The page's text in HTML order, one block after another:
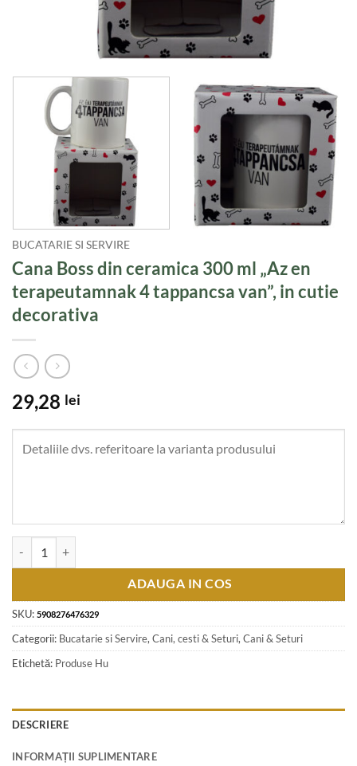
BUCATARIE SI SERVIRE
Cana Boss din ceramica 300 ml „Az en
terapeutamnak 4 tappancsa van”, in cutie
decorativa
29,28 lei
ADAUGA IN COS
SKU: 5908276476329
Categorii: Bucatarie si Servire, Cani, cesti & Seturi, Cani & Seturi
Etichetă: Produse Hu
DESCRIERE
INFORMAȚII SUPLIMENTARE